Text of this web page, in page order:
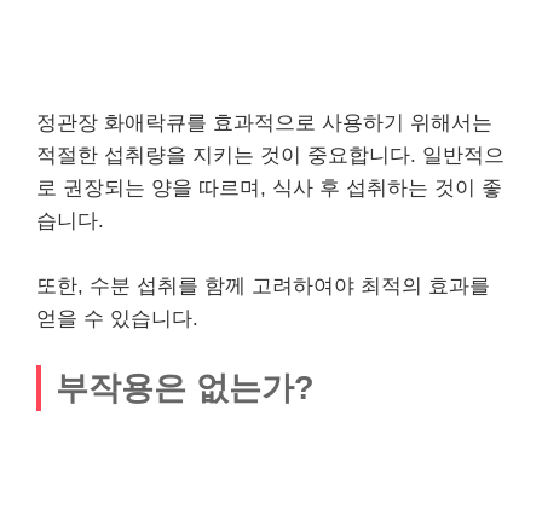
정관장 화애락큐를 효과적으로 사용하기 위해서는
적절한 섭취량을 지키는 것이 중요합니다. 일반적으
로 권장되는 양을 따르며, 식사 후 섭취하는 것이 좋
습니다.
또한, 수분 섭취를 함께 고려하여야 최적의 효과를
얻을 수 있습니다.
부작용은 없는가?